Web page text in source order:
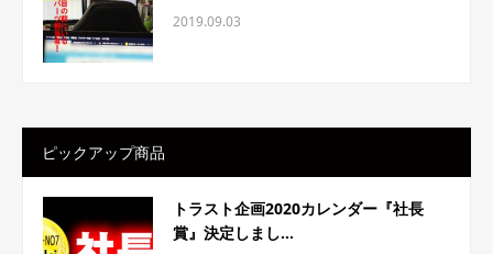
2019.09.03
ピックアップ商品
トラスト企画2020カレンダー『社長
賞』決定しまし...